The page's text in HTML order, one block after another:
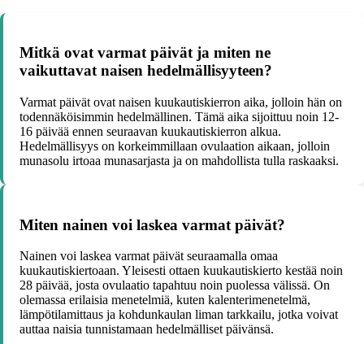
Mitkä ovat varmat päivät ja miten ne
vaikuttavat naisen hedelmällisyyteen?
Varmat päivät ovat naisen kuukautiskierron aika, jolloin hän on
todennäköisimmin hedelmällinen. Tämä aika sijoittuu noin 12-
16 päivää ennen seuraavan kuukautiskierron alkua.
Hedelmällisyys on korkeimmillaan ovulaation aikaan, jolloin
munasolu irtoaa munasarjasta ja on mahdollista tulla raskaaksi.
Miten nainen voi laskea varmat päivät?
Nainen voi laskea varmat päivät seuraamalla omaa
kuukautiskiertoaan. Yleisesti ottaen kuukautiskierto kestää noin
28 päivää, josta ovulaatio tapahtuu noin puolessa välissä. On
olemassa erilaisia menetelmiä, kuten kalenterimenetelmä,
lämpötilamittaus ja kohdunkaulan liman tarkkailu, jotka voivat
auttaa naisia tunnistamaan hedelmälliset päivänsä.